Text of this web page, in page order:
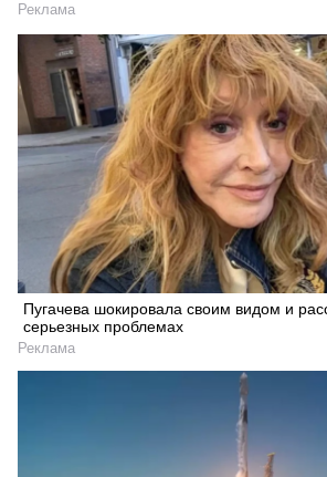
Реклама
Пугачева шокировала своим видом и
серьезных проблемах
Реклама